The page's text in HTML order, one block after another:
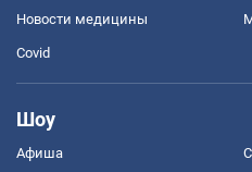
Новости медицины
Covid
Шоу
Афиша